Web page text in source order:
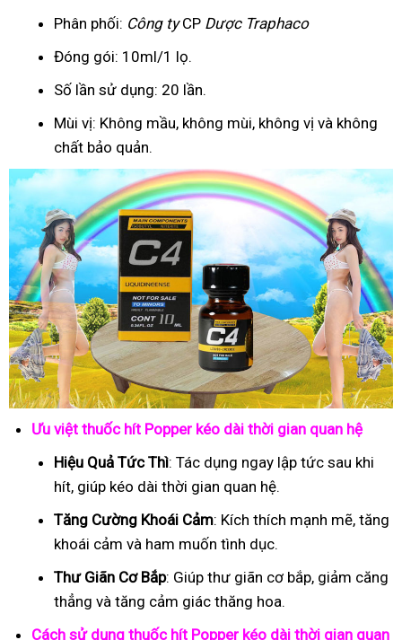
Phân phối: Công tyCP Dược Traphaco
Đóng gói: 10ml/1 lọ.
Số lần sử dụng: 20 lần.
Mùi vị: Không mầu, không mùi, không vị và không
chất bảo quản.
Ưu việt thuốc hít Popper kéo dài thời gian quan hệ
Hiệu Quả Tức Thì: Tác dụng ngay lập tức sau khi
hít, giúp kéo dài thời gian quan hệ.
Tăng Cường Khoái Cảm: Kích thích mạnh mẽ, tăng
khoái cảm và ham muốn tình dục.
Thư Giãn Cơ Bắp: Giúp thư giãn cơ bắp, giảm căng
thẳng và tăng cảm giác thăng hoa.
Cách sử dụng thuốc hít Popper kéo dài thời gian quan